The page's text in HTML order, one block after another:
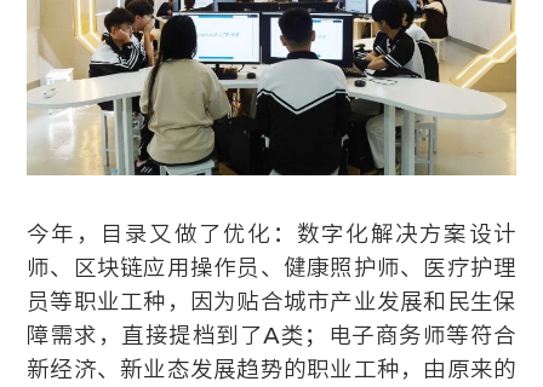
今年，目录又做了优化：数字化解决方案设计
师、区块链应用操作员、健康照护师、医疗护理
员等职业工种，因为贴合城市产业发展和民生保
障需求，直接提档到了A类；电子商务师等符合
新经济、新业态发展趋势的职业工种，由原来的